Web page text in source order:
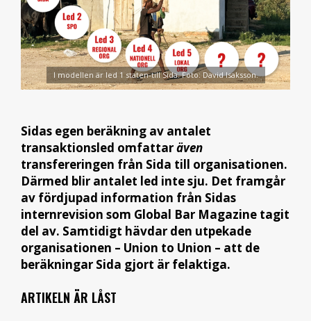
I modellen är led 1 staten-till Sida. Foto: David Isaksson.
Sidas egen beräkning av antalet
transaktionsled omfattaräven
transfereringen från Sida till organisationen.
Därmed blir antalet led inte sju. Det framgår
av fördjupad information från Sidas
internrevision som Global Bar Magazine tagit
del av. Samtidigt hävdar den utpekade
organisationen – Union to Union – att de
beräkningar Sida gjort är felaktiga.
ARTIKELN ÄR LÅST